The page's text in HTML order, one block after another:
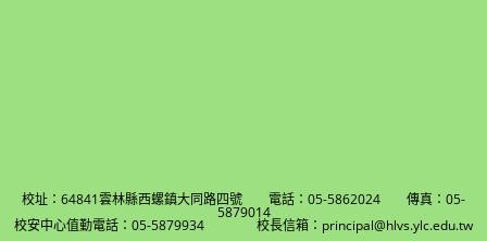
校址：64841雲林縣西螺鎮大同路四號 電話：05-5862024 傳真：05-
5879014
校安中心值勤電話：05-5879934 校長信箱：principal@hlvs.ylc.edu.tw